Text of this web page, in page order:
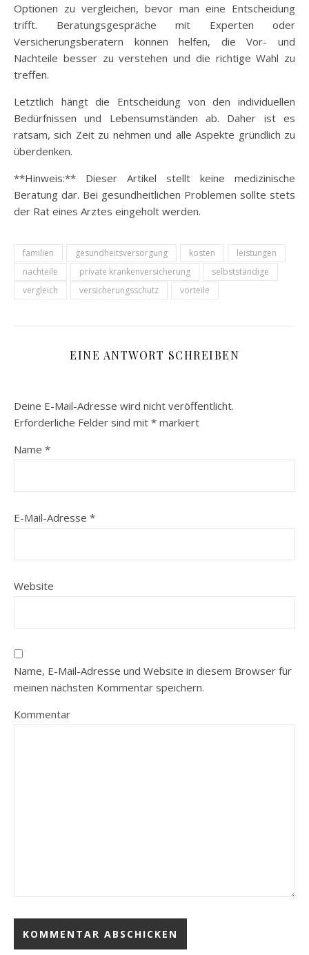
Optionen zu vergleichen, bevor man eine Entscheidung
trifft. Beratungsgespräche mit Experten oder
Versicherungsberatern können helfen, die Vor- und
Nachteile besser zu verstehen und die richtige Wahl zu
treffen.
Letztlich hängt die Entscheidung von den individuellen
Bedürfnissen und Lebensumständen ab. Daher ist es
ratsam, sich Zeit zu nehmen und alle Aspekte gründlich zu
überdenken.
**Hinweis:** Dieser Artikel stellt keine medizinische
Beratung dar. Bei gesundheitlichen Problemen sollte stets
der Rat eines Arztes eingeholt werden.
familien gesundheitsversorgung kosten
leistungen
nachteile
private krankenversicherung
selbstständige
vergleich
versicherungsschutz vorteile
EINE ANTWORT SCHREIBEN
Deine E-Mail-Adresse wird nicht veröffentlicht.
Erforderliche Felder sind mit * markiert
Name *
E-Mail-Adresse *
Website
Name, E-Mail-Adresse und Website in diesem Browser für
meinen nächsten Kommentar speichern.
Kommentar